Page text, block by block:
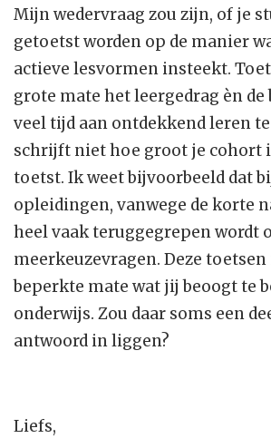
Mijn wedervraag zou zijn, of je
getoetst worden op de manier
actieve lesvormen insteekt.
grote mate het leergedrag èn
veel tijd aan ontdekkend leren te
schrijft niet hoe groot je cohort
toetst. Ik weet bijvoorbeeld dat
opleidingen, vanwege de korte
heel vaak teruggegrepen wordt
meerkeuzevragen. Deze
beperkte mate wat jij beoogt te
onderwijs. Zou daar soms een
antwoord in liggen?
Liefs,